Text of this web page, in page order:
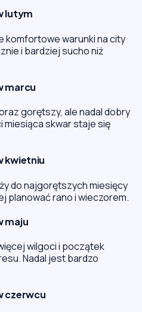
lutym
komfortowe warunki na city
i bardziej sucho niż
marcu
gorętszy, ale nadal dobry
miesiąca skwar staje się
kwietniu
do najgorętszych miesięcy
planować rano i wieczorem.
maju
wilgoci i początek
Nadal jest bardzo
czerwcu